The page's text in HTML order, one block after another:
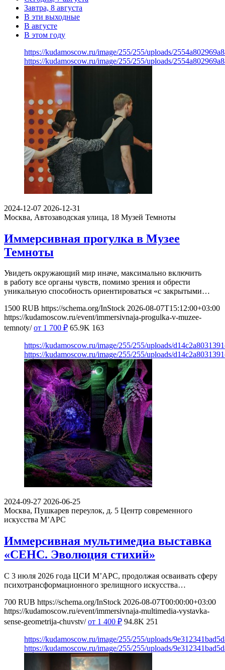
Завтра, 8 августа
В эти выходные
В августе
В этом году
https://kudamoscow.ru/image/255/255/uploads/
https://kudamoscow.ru/image/255/255/uploads/
2024-12-07 2026-12-31
Москва, Автозаводская улица, 18 Музей Темноты
Иммерсивная прогулка в Музее
Темноты
Увидеть окружающий мир иначе, максимально включить
в работу все органы чувств, помимо зрения и обрести
уникальную способность ориентироваться «с закрытыми…
1500 RUB https://schema.org/InStock 2026-08-07T15:12:00+03:00
https://kudamoscow.ru/event/immersivnaja-progulka-v-muzee-
temnoty/ от 1 700 ₽ 65.9K 163
https://kudamoscow.ru/image/255/255/uploads/
https://kudamoscow.ru/image/255/255/uploads/
2024-09-27 2026-06-25
Москва, Пушкарев переулок, д. 5 Центр современного
искусства М’АРС
Иммерсивная мультимедиа выставка
«СЕНС. Эволюция стихий»
С 3 июля 2026 года ЦСИ М’АРС, продолжая осваивать сферу
психотрансформационного зрелищного искусства…
700 RUB https://schema.org/InStock 2026-08-07T00:00:00+03:00
https://kudamoscow.ru/event/immersivnaja-multimedia-vystavka-
sense-geometrija-chuvstv/ от 1 400 ₽ 94.8K 251
https://kudamoscow.ru/image/255/255/uploads/
https://kudamoscow.ru/image/255/255/uploads/